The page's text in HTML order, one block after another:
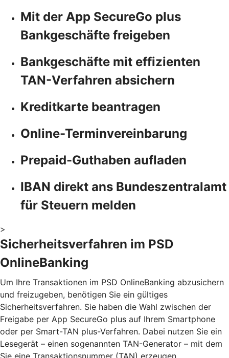
Mit der App SecureGo plus
Bankgeschäfte freigeben
Bankgeschäfte mit effizienten
TAN-Verfahren absichern
Kreditkarte beantragen
Online-Terminvereinbarung
Prepaid-Guthaben aufladen
IBAN direkt ans Bundeszentralamt
für Steuern melden
>
Sicherheitsverfahren im PSD
OnlineBanking
Um Ihre Transaktionen im PSD OnlineBanking abzusichern
und freizugeben, benötigen Sie ein gültiges
Sicherheitsverfahren. Sie haben die Wahl zwischen der
Freigabe per App SecureGo plus auf Ihrem Smartphone
oder per Smart-TAN plus-Verfahren. Dabei nutzen Sie ein
Lesegerät – einen sogenannten TAN-Generator – mit dem
Sie eine Transaktionsnummer (TAN) erzeugen.